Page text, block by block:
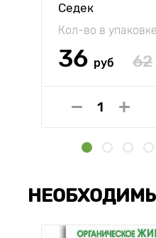
Седек
Кол-во в
36 руб 62